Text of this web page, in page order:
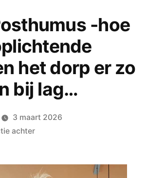
-hoe
het dorp er zo
bij lag…
3 maart 2026
achterop
-